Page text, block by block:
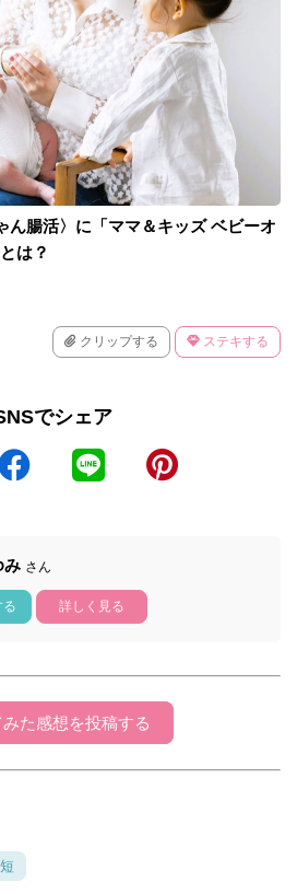
ん腸活〉に「ママ＆キッズ ベビーオ
は？
クリップする ステキする
でシェア
さん
る 詳しく見る
た感想を投稿する